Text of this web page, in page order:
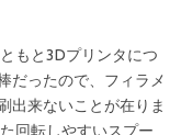
もと3Dプリンタにつ
だったので、フィラメ
出来ないことが在りま
回転しやすいスプー